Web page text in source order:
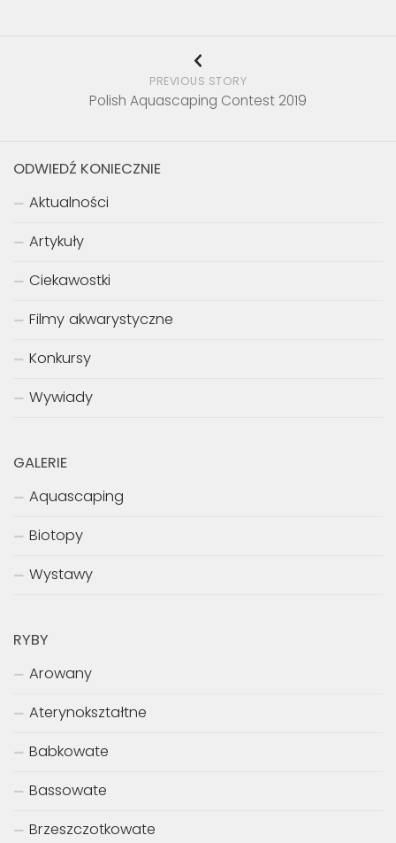
PREVIOUS STORY
Polish Aquascaping Contest 2019
ODWIEDŹ KONIECZNIE
Aktualności
Artykuły
Ciekawostki
Filmy akwarystyczne
Konkursy
Wywiady
GALERIE
Aquascaping
Biotopy
Wystawy
RYBY
Arowany
Aterynokształtne
Babkowate
Bassowate
Brzeszczotkowate